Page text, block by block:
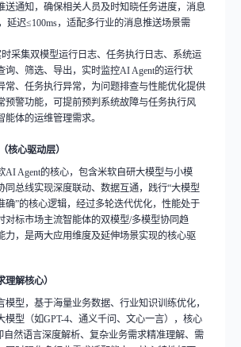
送通知，确保相关人员及时知晓任务进度，消息
，延迟≤100ms，适配多行业的消息推送场景需
采集双模型运行日志、任务执行日志、系统运
询、筛选、导出，实时监控AI Agent的运行状
常、任务执行异常，为问题排查与性能优化提供
预警功能，可提前预判系统故障与任务执行风
能体的运维管理需求。
核心驱动层）
AI Agent的核心，包含米软自研大模型与小模
同总线实现深度联动、数据互通，践行“大模型
确”的核心逻辑，经过多轮迭代优化，性能处于
对标市场主流智能体的双模型/多模型协同趋
力，是两大应用维度及延伸场景实现的核心驱
解核心）
模型，基于海量业务数据、行业知识训练优化，
模型（如GPT-4、通义千问、文心一言），核心
自然语言深度解析、复杂业务需求精准理解、需